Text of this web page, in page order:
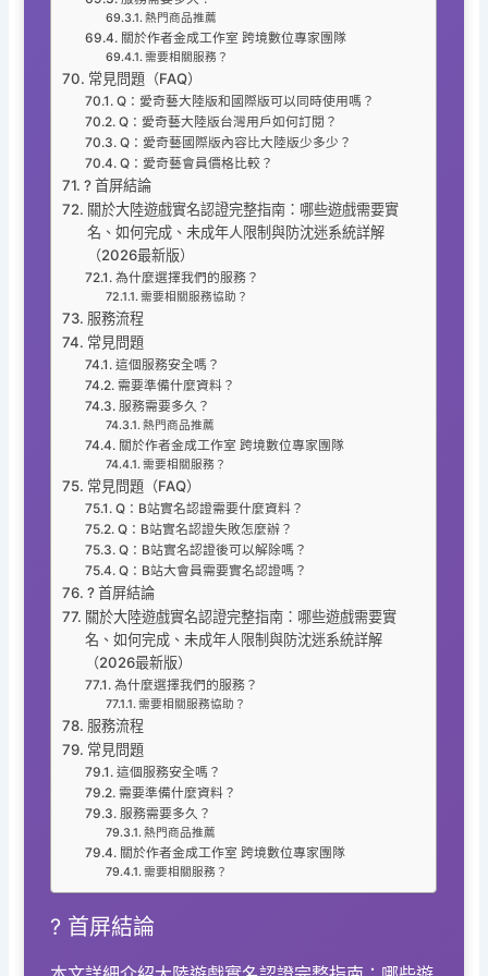
熱門商品推薦
關於作者金成工作室 跨境數位專家團隊
需要相關服務？
常見問題（FAQ）
Q：愛奇藝大陸版和國際版可以同時使用嗎？
Q：愛奇藝大陸版台灣用戶如何訂閱？
Q：愛奇藝國際版內容比大陸版少多少？
Q：愛奇藝會員價格比較？
? 首屏結論
關於大陸遊戲實名認證完整指南：哪些遊戲需要實
名、如何完成、未成年人限制與防沈迷系統詳解
（2026最新版）
為什麼選擇我們的服務？
需要相關服務協助？
服務流程
常見問題
這個服務安全嗎？
需要準備什麼資料？
服務需要多久？
熱門商品推薦
關於作者金成工作室 跨境數位專家團隊
需要相關服務？
常見問題（FAQ）
Q：B站實名認證需要什麼資料？
Q：B站實名認證失敗怎麼辦？
Q：B站實名認證後可以解除嗎？
Q：B站大會員需要實名認證嗎？
? 首屏結論
關於大陸遊戲實名認證完整指南：哪些遊戲需要實
名、如何完成、未成年人限制與防沈迷系統詳解
（2026最新版）
為什麼選擇我們的服務？
需要相關服務協助？
服務流程
常見問題
這個服務安全嗎？
需要準備什麼資料？
服務需要多久？
熱門商品推薦
關於作者金成工作室 跨境數位專家團隊
需要相關服務？
? 首屏結論